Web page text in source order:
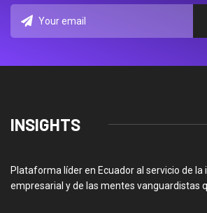
INSIGHTS
Plataforma líder en Ecuador al servicio de la
empresarial y de las mentes vanguardistas